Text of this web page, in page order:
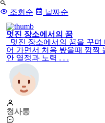
조회순
날짜순
멋진 장소에서의 꿈
멋진 장소에서의 꿈을 꾸
어 가면서 처음 봤을때 깜
안 열정과 노력 . . .
청사롱